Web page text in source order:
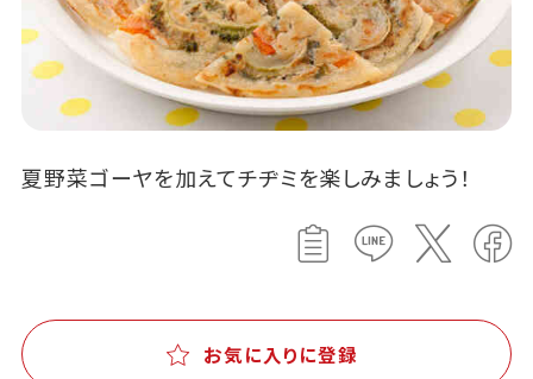
夏野菜ゴーヤを加えてチヂミを楽しみましょう！
お気に入りに登録